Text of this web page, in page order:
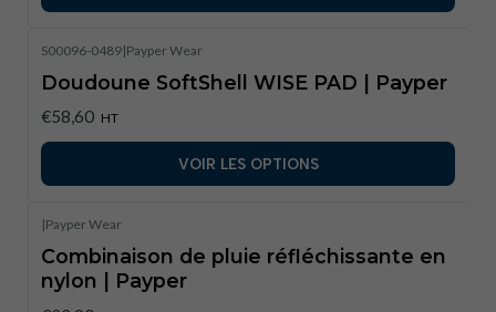
S00096-0489|Payper Wear
Doudoune SoftShell WISE PAD | Payper
€58,60 HT
VOIR LES OPTIONS
|Payper Wear
Combinaison de pluie réfléchissante en
nylon | Payper